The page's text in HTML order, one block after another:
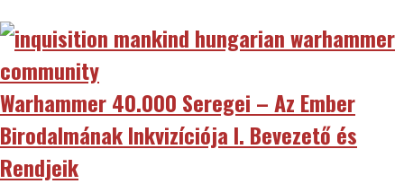
Warhammer 40.000 Seregei – Az Ember
Birodalmának Inkvizíciója I. Bevezető és
Rendjeik